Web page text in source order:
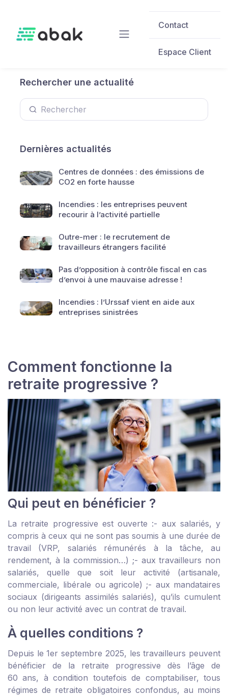
Contact
Espace Client
Rechercher une actualité
Dernières actualités
Centres de données : des émissions de
CO2 en forte hausse
Incendies : les entreprises peuvent
recourir à l’activité partielle
Outre-mer : le recrutement de
travailleurs étrangers facilité
Pas d’opposition à contrôle fiscal en cas
d’envoi à une mauvaise adresse !
Incendies : l’Urssaf vient en aide aux
entreprises sinistrées
Comment fonctionne la
retraite progressive ?
Qui peut en bénéficier ?
La retraite progressive est ouverte :- aux salariés, y
compris à ceux qui ne sont pas soumis à une durée de
travail (VRP, salariés rémunérés à la tâche, au
rendement, à la commission…) ;- aux travailleurs non
salariés, quelle que soit leur activité (artisanale,
commerciale, libérale ou agricole) ;- aux mandataires
sociaux (dirigeants assimilés salariés), qu’ils cumulent
ou non leur activité avec un contrat de travail.
À quelles conditions ?
Depuis le 1er septembre 2025, les travailleurs peuvent
bénéficier de la retraite progressive dès l’âge de
60 ans, à condition toutefois de comptabiliser, tous
régimes de retraite obligatoires confondus, au moins